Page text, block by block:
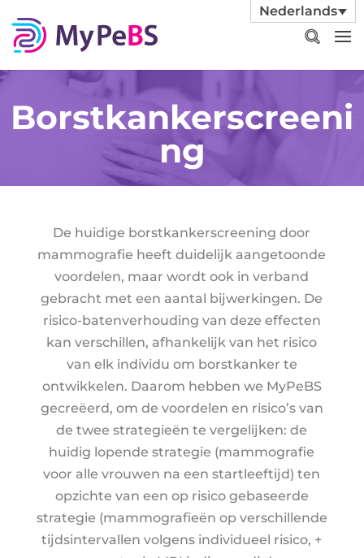
Nederlands
Borstkankerscreeni
ng
De huidige borstkankerscreening door
mammografie heeft duidelijk aangetoonde
voordelen, maar wordt ook in verband
gebracht met een aantal bijwerkingen. De
risico-batenverhouding van deze effecten
kan verschillen, afhankelijk van het risico
van elk individu om borstkanker te
ontwikkelen. Daarom hebben we MyPeBS
gecreëerd, om de voordelen en risico’s van
de twee strategieën te vergelijken: de
huidig lopende strategie (mammografie
voor alle vrouwen na een startleeftijd) ten
opzichte van een op risico gebaseerde
strategie (mammografieën op verschillende
tijdsintervallen volgens individueel risico, +